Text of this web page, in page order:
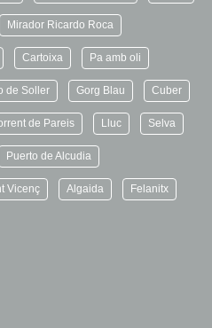
Mirador Ricardo Roca
Cartoixa Pa amb oli
de Soller Gorg Blau Cuber
de Pareis Lluc Selva
Puerto de Alcudia
Vicenç Algaida Felanitx